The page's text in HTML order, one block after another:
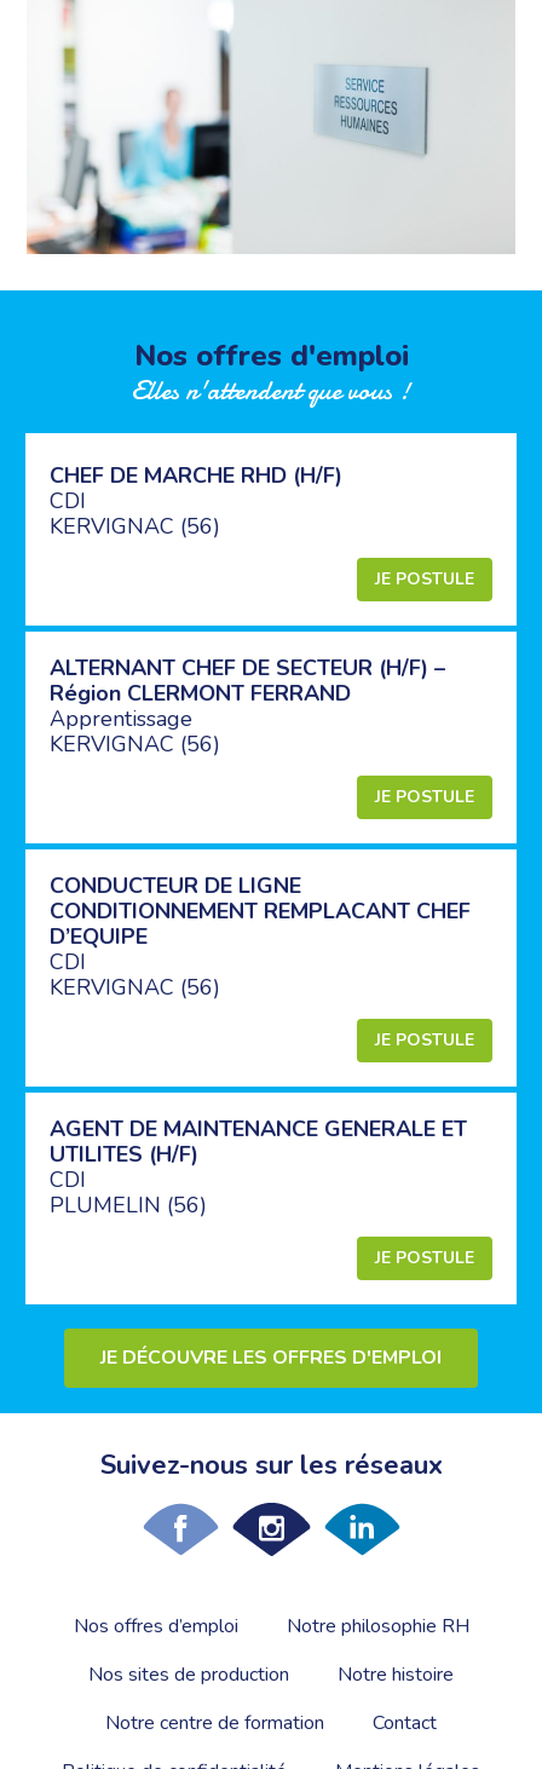
Nos offres d'emploi
Elles n'attendent que vous !
CHEF DE MARCHE RHD (H/F)
CDI
KERVIGNAC (56)
JE POSTULE
ALTERNANT CHEF DE SECTEUR (H/F) –
Région CLERMONT FERRAND
Apprentissage
KERVIGNAC (56)
JE POSTULE
CONDUCTEUR DE LIGNE
CONDITIONNEMENT REMPLACANT CHEF
D’EQUIPE
CDI
KERVIGNAC (56)
JE POSTULE
AGENT DE MAINTENANCE GENERALE ET
UTILITES (H/F)
CDI
PLUMELIN (56)
JE POSTULE
JE DÉCOUVRE LES OFFRES D'EMPLOI
Suivez-nous sur les réseaux
Nos offres d’emploi
Notre philosophie RH
Nos sites de production
Notre histoire
Notre centre de formation
Contact